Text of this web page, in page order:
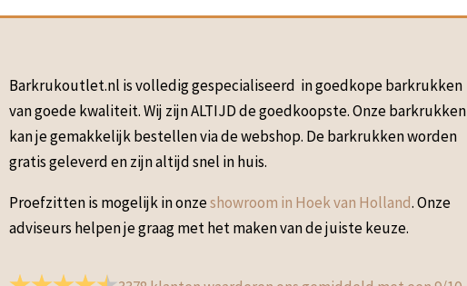
Barkrukoutlet.nl is volledig gespecialiseerd in goedkope barkrukken
van goede kwaliteit. Wij zijn ALTIJD de goedkoopste. Onze barkrukken
kan je gemakkelijk bestellen via de webshop. De barkrukken worden
gratis geleverd en zijn altijd snel in huis.
Proefzitten is mogelijk in onzeshowroom in Hoek van Holland. Onze
adviseurs helpen je graag met het maken van de juiste keuze.